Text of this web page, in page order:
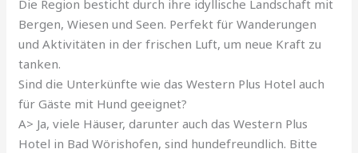
Die Region besticht durch ihre idyllische Landschaft mit
Bergen, Wiesen und Seen. Perfekt für Wanderungen
und Aktivitäten in der frischen Luft, um neue Kraft zu
tanken.
Sind die Unterkünfte wie das Western Plus Hotel auch
für Gäste mit Hund geeignet?
A> Ja, viele Häuser, darunter auch das Western Plus
Hotel in Bad Wörishofen, sind hundefreundlich. Bitte